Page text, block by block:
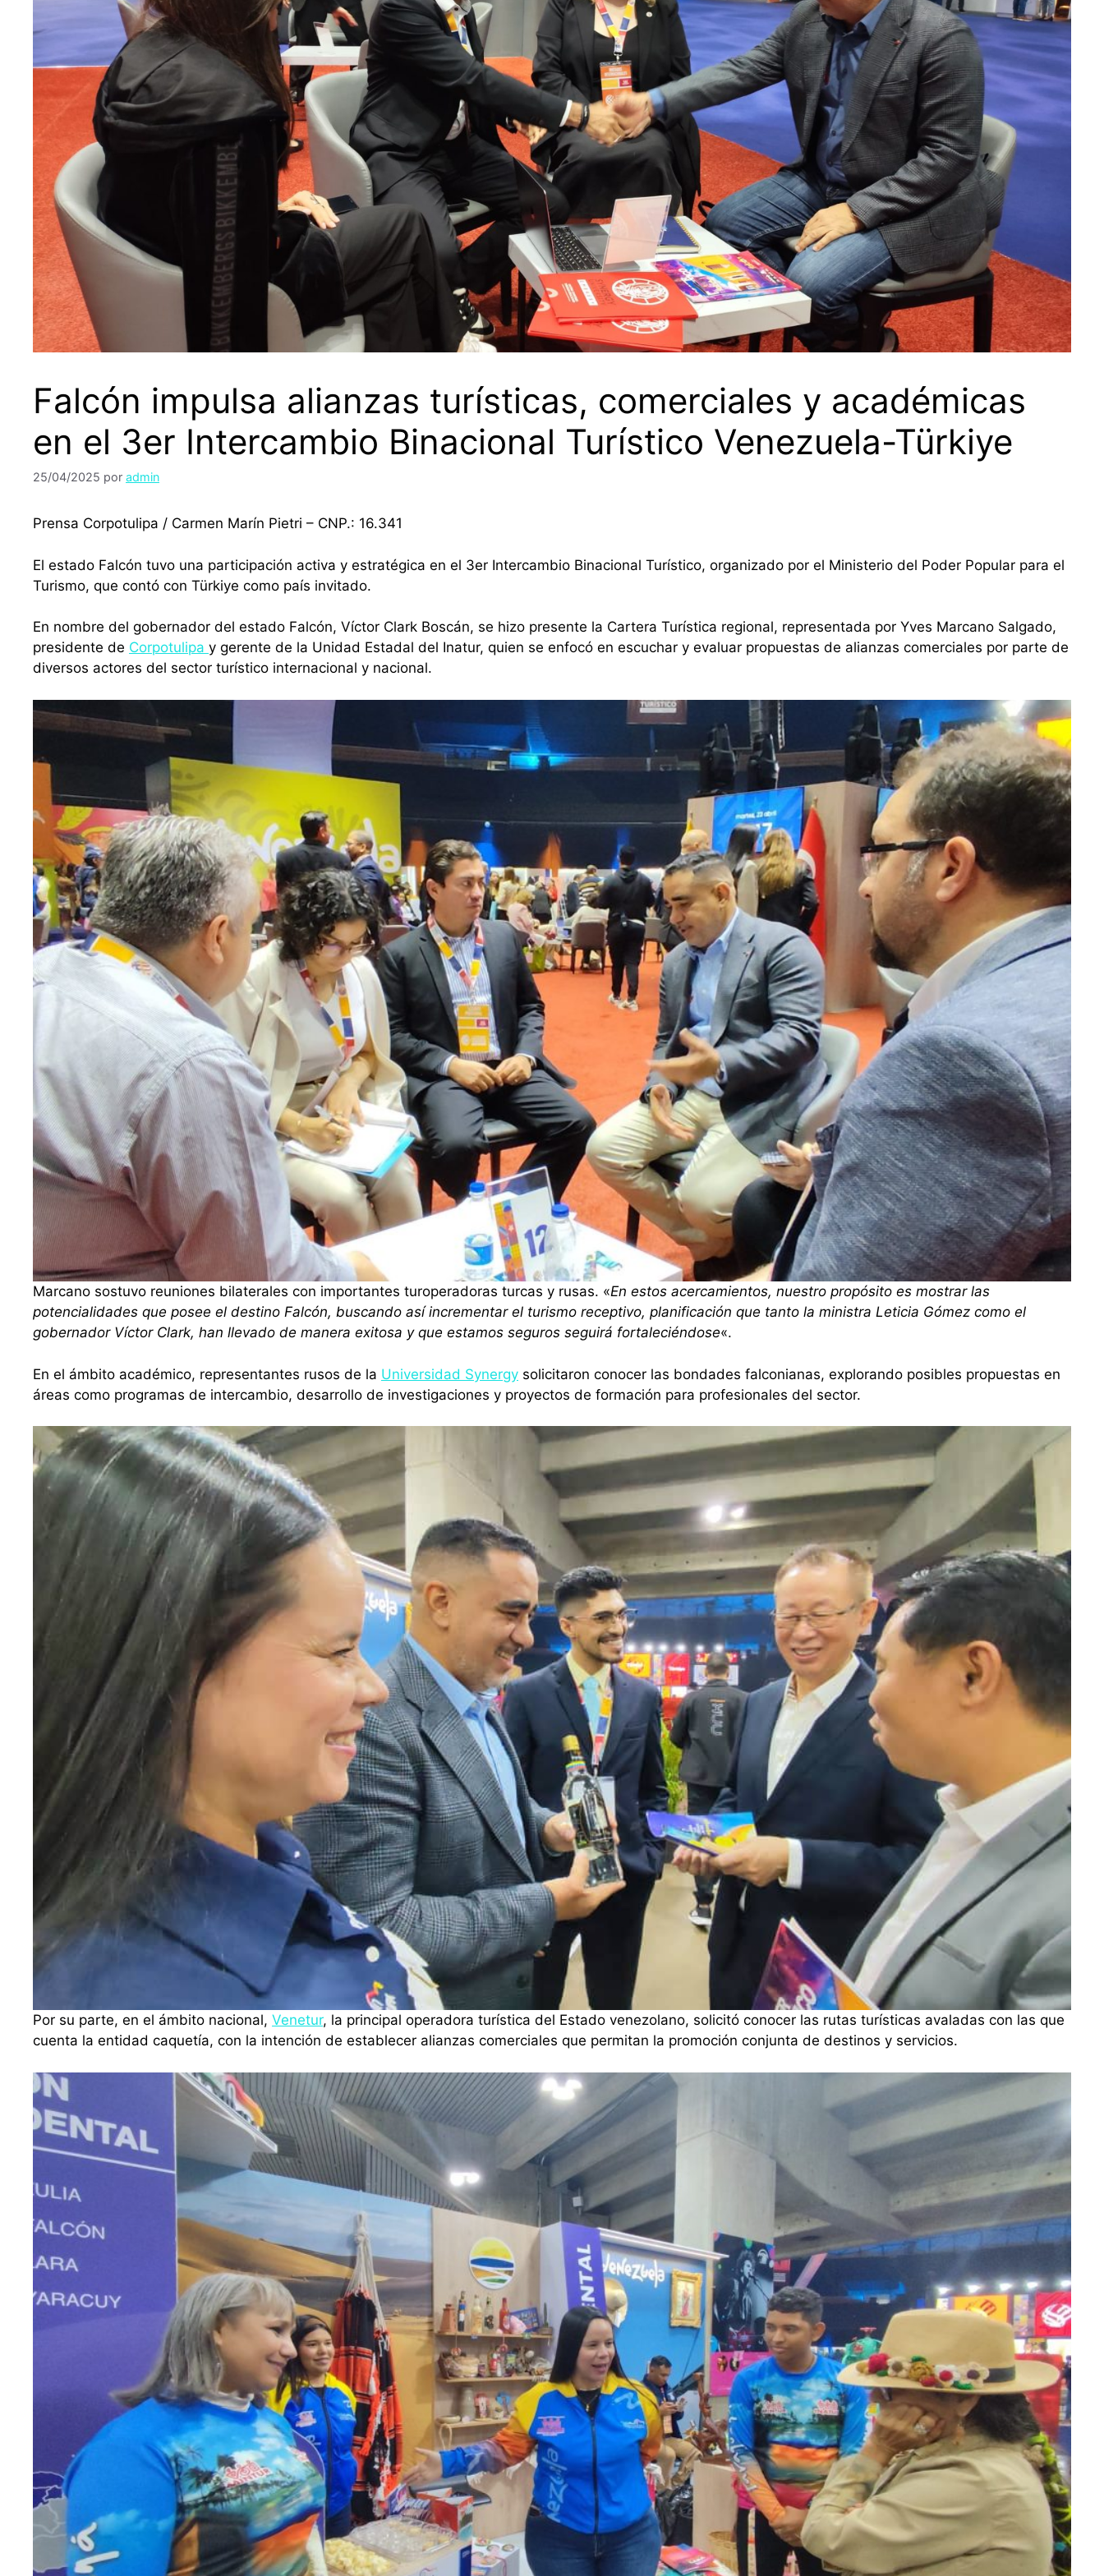
Falcón impulsa alianzas turísticas, comerciales y académicas
en el 3er Intercambio Binacional Turístico Venezuela-Türkiye
25/04/2025 por admin
Prensa Corpotulipa / Carmen Marín Pietri – CNP.: 16.341
El estado Falcón tuvo una participación activa y estratégica en el 3er Intercambio Binacional Turístico, organizado por el Ministerio del Poder Popular para el
Turismo, que contó con Türkiye como país invitado.
En nombre del gobernador del estado Falcón, Víctor Clark Boscán, se hizo presente la Cartera Turística regional, representada por Yves Marcano Salgado,
presidente de Corpotulipa y gerente de la Unidad Estadal del Inatur, quien se enfocó en escuchar y evaluar propuestas de alianzas comerciales por parte de
diversos actores del sector turístico internacional y nacional.
Marcano sostuvo reuniones bilaterales con importantes turoperadoras turcas y rusas. «En estos acercamientos, nuestro propósito es mostrar las
potencialidades que posee el destino Falcón, buscando así incrementar el turismo receptivo, planificación que tanto la ministra Leticia Gómez como el
gobernador Víctor Clark, han llevado de manera exitosa y que estamos seguros seguirá fortaleciéndose«.
En el ámbito académico, representantes rusos de la Universidad Synergy solicitaron conocer las bondades falconianas, explorando posibles propuestas en
áreas como programas de intercambio, desarrollo de investigaciones y proyectos de formación para profesionales del sector.
Por su parte, en el ámbito nacional, Venetur, la principal operadora turística del Estado venezolano, solicitó conocer las rutas turísticas avaladas con las que
cuenta la entidad caquetía, con la intención de establecer alianzas comerciales que permitan la promoción conjunta de destinos y servicios.